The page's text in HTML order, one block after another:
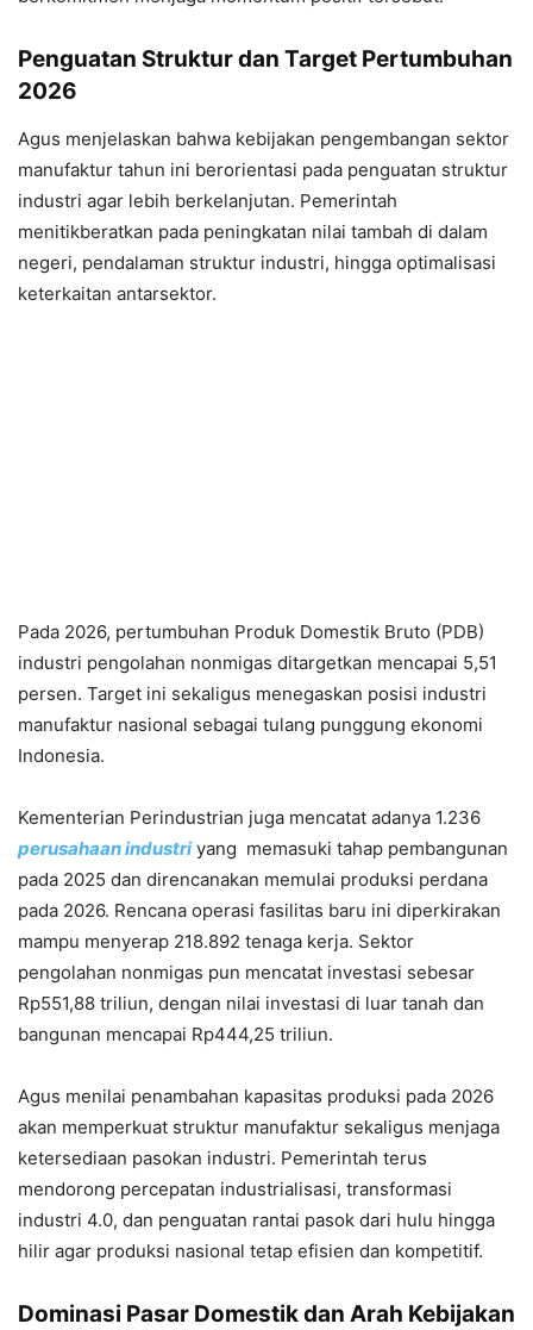
Penguatan Struktur dan Target Pertumbuhan
2026
Agus menjelaskan bahwa kebijakan pengembangan sektor
manufaktur tahun ini berorientasi pada penguatan struktur
industri agar lebih berkelanjutan. Pemerintah
menitikberatkan pada peningkatan nilai tambah di dalam
negeri, pendalaman struktur industri, hingga optimalisasi
keterkaitan antarsektor.
Pada 2026, pertumbuhan Produk Domestik Bruto (PDB)
industri pengolahan nonmigas ditargetkan mencapai 5,51
persen. Target ini sekaligus menegaskan posisi industri
manufaktur nasional sebagai tulang punggung ekonomi
Indonesia.
Kementerian Perindustrian juga mencatat adanya 1.236
perusahaan industriyang memasuki tahap pembangunan
pada 2025 dan direncanakan memulai produksi perdana
pada 2026. Rencana operasi fasilitas baru ini diperkirakan
mampu menyerap 218.892 tenaga kerja. Sektor
pengolahan nonmigas pun mencatat investasi sebesar
Rp551,88 triliun, dengan nilai investasi di luar tanah dan
bangunan mencapai Rp444,25 triliun.
Agus menilai penambahan kapasitas produksi pada 2026
akan memperkuat struktur manufaktur sekaligus menjaga
ketersediaan pasokan industri. Pemerintah terus
mendorong percepatan industrialisasi, transformasi
industri 4.0, dan penguatan rantai pasok dari hulu hingga
hilir agar produksi nasional tetap efisien dan kompetitif.
Dominasi Pasar Domestik dan Arah Kebijakan